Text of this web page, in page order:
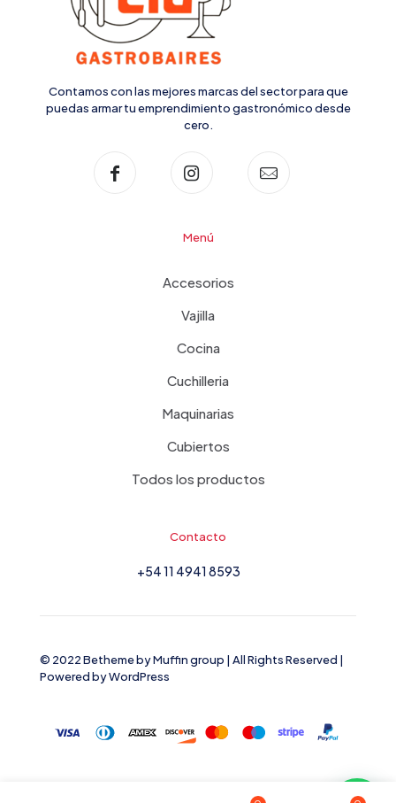
Contamos con las mejores marcas del sector para que
puedas armar tu emprendimiento gastronómico desde
cero.
Menú
Accesorios
Vajilla
Cocina
Cuchilleria
Maquinarias
Cubiertos
Todos los productos
Contacto
+54 11 4941 8593
© 2022 Betheme byMuffin group | All Rights Reserved |
Powered byWordPress